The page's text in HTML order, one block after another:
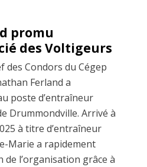
promu
des Voltigeurs
des Condors du Cégep
Ferland a
poste d’entraîneur
Drummondville. Arrivé à
à titre d’entraîneur
Marie a rapidement
de l’organisation grâce à